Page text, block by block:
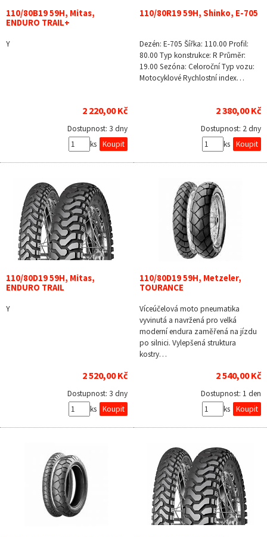
110/80B19 59H, Mitas,
ENDURO TRAIL+
Y
2 220,00 Kč
Dostupnost: 3 dny
ks
110/80R19 59H, Shinko, E-705
Dezén: E-705 Šířka: 110.00 Profil:
80.00 Typ konstrukce: R Průměr:
19.00 Sezóna: Celoroční Typ vozu:
Motocyklové Rychlostní index…
2 380,00 Kč
Dostupnost: 2 dny
ks
110/80D19 59H, Mitas,
ENDURO TRAIL
Y
2 520,00 Kč
Dostupnost: 3 dny
ks
110/80D19 59H, Metzeler,
TOURANCE
Víceúčelová moto pneumatika
vyvinutá a navržená pro velká
moderní endura zaměřená na jízdu
po silnici. Vylepšená struktura
kostry…
2 540,00 Kč
Dostupnost: 1 den
ks